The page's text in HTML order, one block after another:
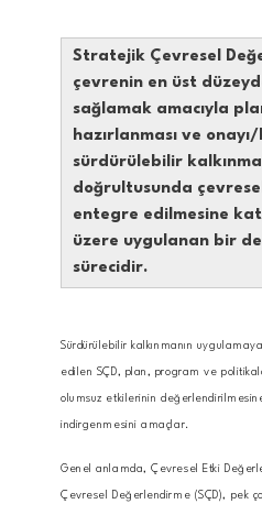
Stratejik Çevresel
çevrenin en üst
sağlamak amacıyla
hazırlanması ve
sürdürülebilir
doğrultusunda
entegre edilmesine
üzere uygulanan bir
sürecidir.
Sürdürülebilir kalkınmanın
edilen SÇD, plan, program ve
olumsuz etkilerinin
indirgenmesini amaçlar.
Genel anlamda, Çevresel Etki
Çevresel Değerlendirme (SÇD), pek